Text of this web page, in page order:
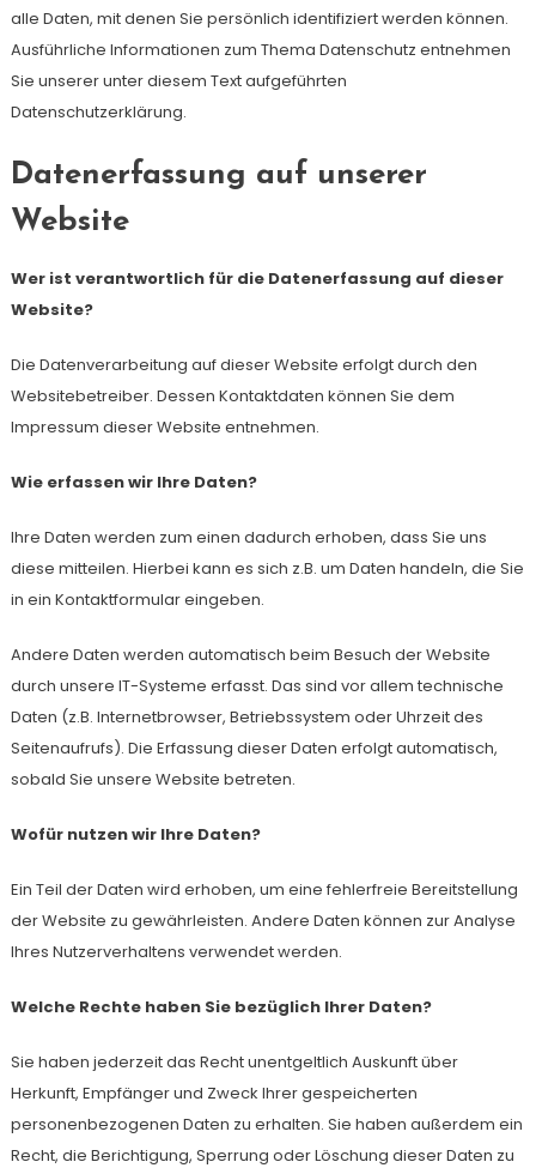
alle Daten, mit denen Sie persönlich identifiziert werden können.
Ausführliche Informationen zum Thema Datenschutz entnehmen
Sie unserer unter diesem Text aufgeführten
Datenschutzerklärung.
Datenerfassung auf unserer
Website
Wer ist verantwortlich für die Datenerfassung auf dieser
Website?
Die Datenverarbeitung auf dieser Website erfolgt durch den
Websitebetreiber. Dessen Kontaktdaten können Sie dem
Impressum dieser Website entnehmen.
Wie erfassen wir Ihre Daten?
Ihre Daten werden zum einen dadurch erhoben, dass Sie uns
diese mitteilen. Hierbei kann es sich z.B. um Daten handeln, die Sie
in ein Kontaktformular eingeben.
Andere Daten werden automatisch beim Besuch der Website
durch unsere IT-Systeme erfasst. Das sind vor allem technische
Daten (z.B. Internetbrowser, Betriebssystem oder Uhrzeit des
Seitenaufrufs). Die Erfassung dieser Daten erfolgt automatisch,
sobald Sie unsere Website betreten.
Wofür nutzen wir Ihre Daten?
Ein Teil der Daten wird erhoben, um eine fehlerfreie Bereitstellung
der Website zu gewährleisten. Andere Daten können zur Analyse
Ihres Nutzerverhaltens verwendet werden.
Welche Rechte haben Sie bezüglich Ihrer Daten?
Sie haben jederzeit das Recht unentgeltlich Auskunft über
Herkunft, Empfänger und Zweck Ihrer gespeicherten
personenbezogenen Daten zu erhalten. Sie haben außerdem ein
Recht, die Berichtigung, Sperrung oder Löschung dieser Daten zu